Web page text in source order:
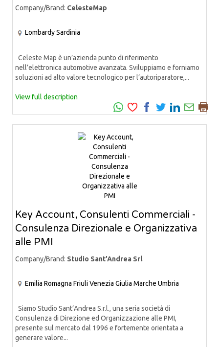
Company/Brand: CelesteMap
LombardySardinia
Celeste Map è un’azienda punto di riferimento
nell’elettronica automotive avanzata. Sviluppiamo e forniamo
soluzioni ad alto valore tecnologico per l’autoriparatore,...
View full description
Key Account, Consulenti Commerciali -
Consulenza Direzionale e Organizzativa
alle PMI
Company/Brand: Studio Sant’Andrea Srl
Emilia Romagna Friuli Venezia Giulia Marche Umbria
Siamo Studio Sant’Andrea S.r.l., una seria società di
Consulenza di Direzione ed Organizzazione alle PMI,
presente sul mercato dal 1996 e fortemente orientata a
generare valore...